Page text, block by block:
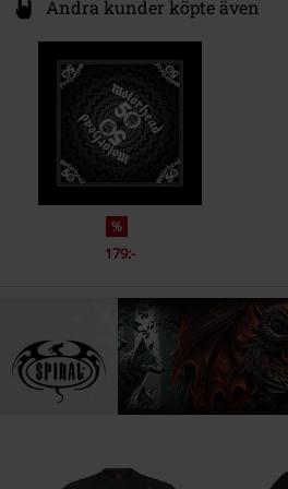
Andra kunder köpte även
%
179:-